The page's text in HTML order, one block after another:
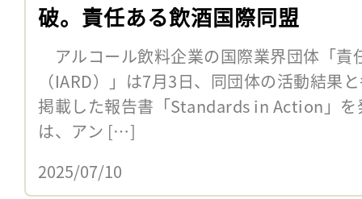
破。責任ある飲酒国際同盟
アルコール飲料企業の国際業界団体「責
（IARD）」は7月3日、同団体の活動結果
掲載した報告書「Standards in Action」
は、アン […]
2025/07/10